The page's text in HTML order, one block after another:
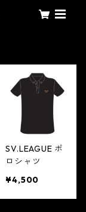
SV.LEAGUE ポ
ロシャツ
¥4,500